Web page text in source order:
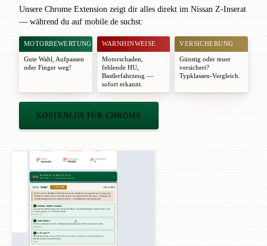
Unsere Chrome Extension zeigt dir alles direkt im Nissan Z-Inserat
— während du auf mobile.de suchst:
MOTORBEWERTUNG
Gute Wahl
Aufpassen
oder Finger weg!
WARNHINWEISE
Motorschaden,
fehlende HU,
Bastlerfahrzeug —
sofort erkannt.
VERSICHERUNG
Günstig oder teuer
versichert?
Typklassen-Vergleich.
KOSTENLOS FÜR CHROME